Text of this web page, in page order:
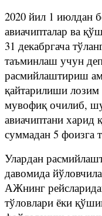
2020 йил 1 июлдан
авиачипталар ва
31 декабргача
таъминлаш учун
расмийлаштириш
қайтарилиши лозим
мувофиқ очилиб,
авиачиптани
суммадан 5 фоизга
Улардан
давомида
АЖнинг
тўловлари ёки